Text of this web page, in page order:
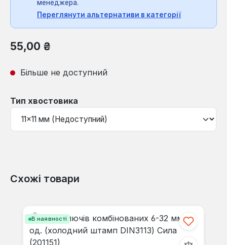
менеджера.
Переглянути альтернативи в категорії
Звичайна ціна:
55,00 ₴
Більше не доступний
Виберіть
Тип хвостовика
Схожі товари
В наявності